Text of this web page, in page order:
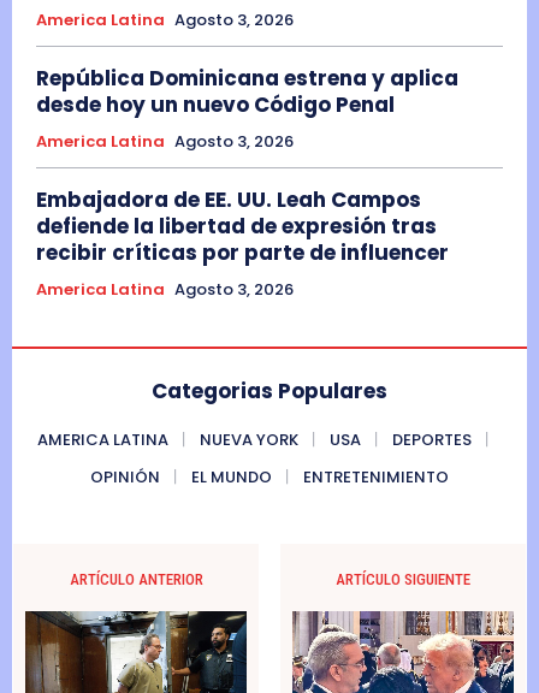
America Latina Agosto 3, 2026
República Dominicana estrena y aplica
desde hoy un nuevo Código Penal
America Latina Agosto 3, 2026
Embajadora de EE. UU. Leah Campos
defiende la libertad de expresión tras
recibir críticas por parte de influencer
America Latina Agosto 3, 2026
Categorias Populares
AMERICA LATINA NUEVA YORK USA
DEPORTES
OPINIÓN
EL MUNDO ENTRETENIMIENTO
ARTÍCULO ANTERIOR ARTÍCULO SIGUIENTE